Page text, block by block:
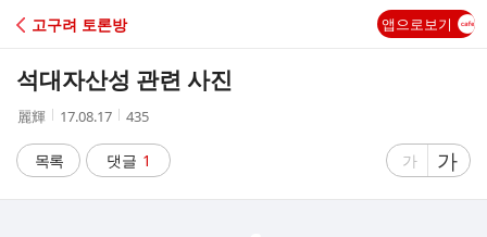
C
고구려 토론방 앱으로보기
석대자산성 관련 사진
작
자
麗輝
작
시
간
17.08.17
조
수
435
목록 댓글 1
글
가
글
자
가